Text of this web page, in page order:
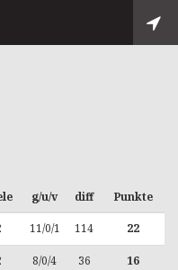
g/u/v diff Punkte
11/0/1 114 22
8/0/4 36 16